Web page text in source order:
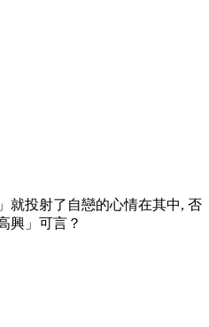
就投射了自戀的心情在其中, 否
興」可言？